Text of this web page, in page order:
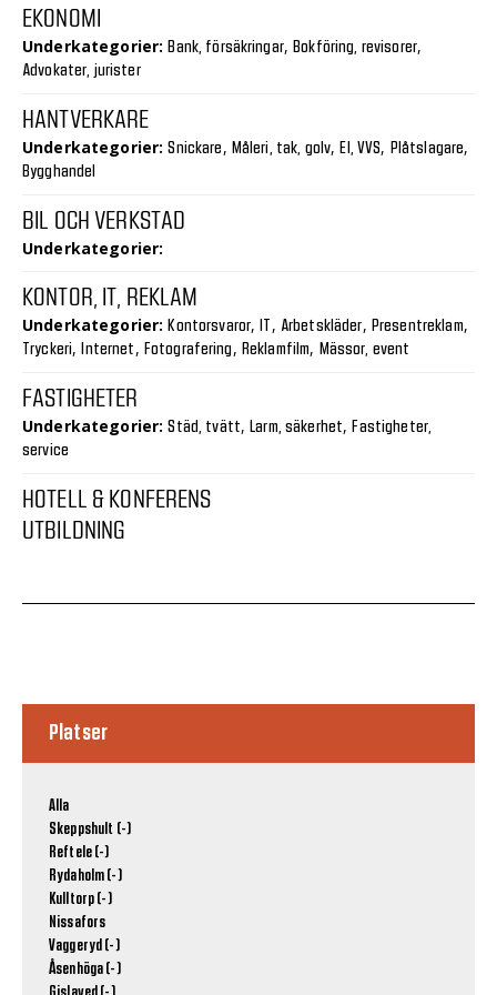
EKONOMI
Underkategorier: Bank, försäkringar,Bokföring, revisorer,
Advokater, jurister
HANTVERKARE
Underkategorier: Snickare , Måleri, tak, golv,El, VVS, Plåtslagare,
Bygghandel
BIL OCH VERKSTAD
Underkategorier:
KONTOR, IT, REKLAM
Underkategorier: Kontorsvaror, , Arbetskläder, Presentreklam,
Tryckeri, Internet , Fotografering , Reklamfilm, Mässor, event
FASTIGHETER
Underkategorier: Städ, tvätt,Larm, säkerhet,Fastigheter,
service
HOTELL & KONFERENS
UTBILDNING
Platser
Alla
Skeppshult (-)
Reftele (-)
Rydaholm (-)
Kulltorp (-)
Nissafors
Vaggeryd (-)
Åsenhöga (-)